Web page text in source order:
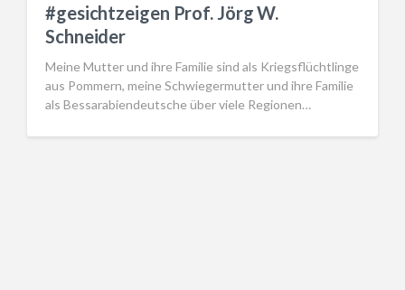
#gesichtzeigen Prof. Jörg W.
Schneider
Meine Mutter und ihre Familie sind als Kriegsflüchtlinge
aus Pommern, meine Schwiegermutter und ihre Familie
als Bessarabiendeutsche über viele Regionen…